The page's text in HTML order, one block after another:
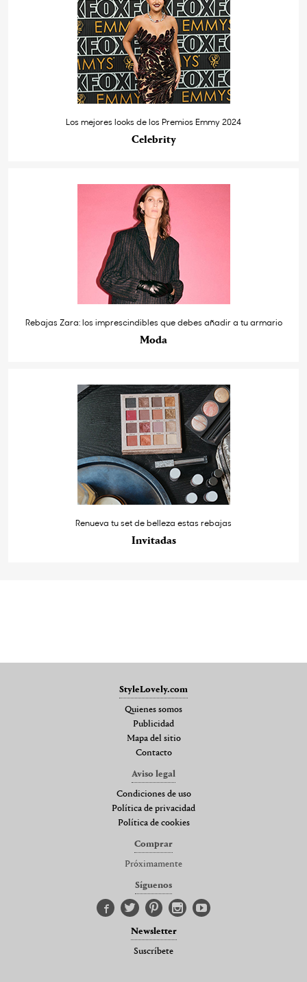
Los mejores looks de los Premios Emmy 2024
Celebrity
Rebajas Zara: los imprescindibles que debes añadir a tu armario
Moda
Renueva tu set de belleza estas rebajas
Invitadas
StyleLovely.com
Quienes somos
Publicidad
Mapa del sitio
Contacto
Aviso legal
Condiciones de uso
Política de privacidad
Política de cookies
Comprar
Próximamente
Síguenos
Newsletter
Suscríbete